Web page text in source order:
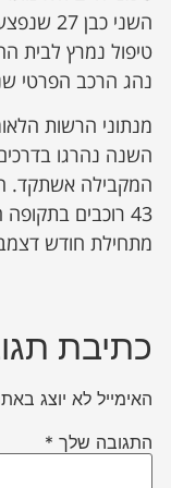
השני
טיפול נמרץ לבית
נהג הרכב הפרטי
מנתוני הרשות
מתחילת חודש דצמבר
כתיבת
האימייל לא יוצג
התגובה שלך *